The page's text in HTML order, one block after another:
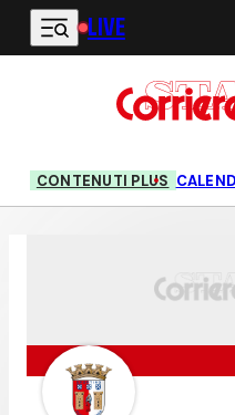
Vai al contenuto principale
LIVE
CONTENUTI PLUS